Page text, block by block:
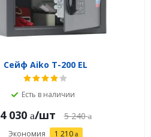
Сейф Aiko T-200 EL
Есть в наличии
4 030 /шт 5 240
Экономия 1 210